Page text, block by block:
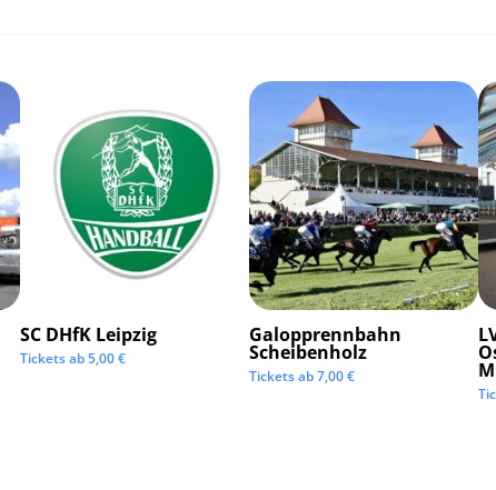
SC DHfK Leipzig
Tickets ab5,00€
Galopprennbahn
Scheibenholz
Tickets ab7,00€